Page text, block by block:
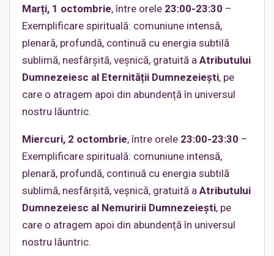
Marți, 1 octombrie, între orele 23:00-23:30 –
Exemplificare spirituală: comuniune intensă,
plenară, profundă, continuă cu energia subtilă
sublimă, nesfârșită, veșnică, gratuită a Atributului
Dumnezeiesc al Eternității Dumnezeiești, pe
care o atragem apoi din abundență în universul
nostru lăuntric.
Miercuri, 2 octombrie, între orele 23:00-23:30 –
Exemplificare spirituală: comuniune intensă,
plenară, profundă, continuă cu energia subtilă
sublimă, nesfârșită, veșnică, gratuită a Atributului
Dumnezeiesc al Nemuririi Dumnezeiești, pe
care o atragem apoi din abundență în universul
nostru lăuntric.